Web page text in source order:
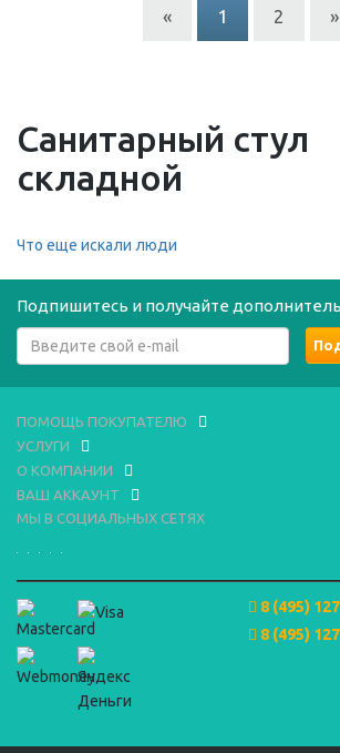
« 1 2 »
Санитарный стул
складной
Что еще искали люди
Подпишитесь и получайте
ПОМОЩЬ ПОКУПАТЕЛЮ
УСЛУГИ
О КОМПАНИИ
ВАШ АККАУНТ
МЫ В СОЦИАЛЬНЫХ СЕТЯХ
8 (495)
8 (495)